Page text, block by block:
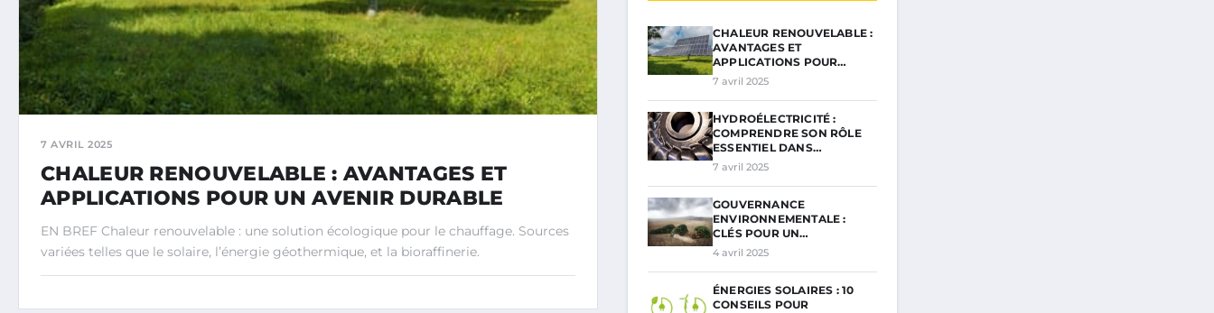
7 AVRIL 2025
CHALEUR RENOUVELABLE : AVANTAGES ET
APPLICATIONS POUR UN AVENIR DURABLE
EN BREF Chaleur renouvelable : une solution écologique pour le chauffage. Sources
variées telles que le solaire, l’énergie géothermique, et la bioraffinerie.
CHALEUR RENOUVELABLE :
AVANTAGES ET
APPLICATIONS POUR…
7 avril 2025
HYDROÉLECTRICITÉ :
COMPRENDRE SON RÔLE
ESSENTIEL DANS…
7 avril 2025
GOUVERNANCE
ENVIRONNEMENTALE :
CLÉS POUR UN…
4 avril 2025
ÉNERGIES SOLAIRES : 10
CONSEILS POUR